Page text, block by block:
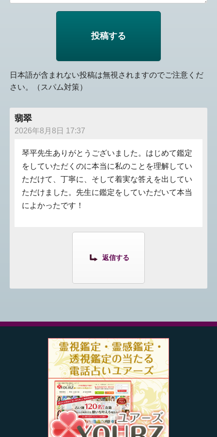
日本語が含まれない投稿は無視されますのでご注意くだ
さい。（スパム対策）
翡翠
2026年8月8日 17:37
琴平先生ありがとうございました。はじめて鑑定
をしていただくのに本当に私のことを理解してい
ただけて、丁寧に、そして着実な答えを出してい
ただけました。先生に鑑定をしていただいて本当
によかったです！
返信する